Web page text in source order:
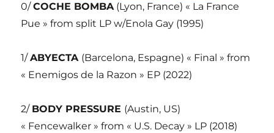
0/COCHE BOMBA(Lyon, France) « La France
Pue » from split LP w/Enola Gay (1995)
1/ABYECTA (Barcelona, Espagne) « Final » from
« Enemigos de la Razon » EP (2022)
2/ BODY PRESSURE (Austin, US)
« Fencewalker » from « U.S. Decay » LP (2018)